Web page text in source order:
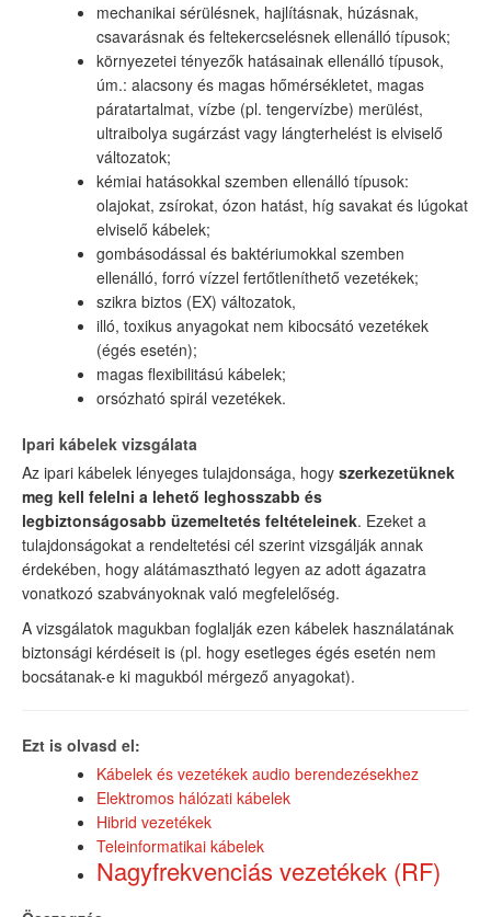
mechanikai sérülésnek, hajlításnak, húzásnak,
csavarásnak és feltekercselésnek ellenálló típusok;
környezetei tényezők hatásainak ellenálló típusok,
úm.: alacsony és magas hőmérsékletet, magas
páratartalmat, vízbe (pl. tengervízbe) merülést,
ultraibolya sugárzást vagy lángterhelést is elviselő
változatok;
kémiai hatásokkal szemben ellenálló típusok:
olajokat, zsírokat, ózon hatást, híg savakat és lúgokat
elviselő kábelek;
gombásodással és baktériumokkal szemben
ellenálló, forró vízzel fertőtleníthető vezetékek;
szikra biztos (EX) változatok,
illó, toxikus anyagokat nem kibocsátó vezetékek
(égés esetén);
magas flexibilitású kábelek;
orsózható spirál vezetékek.
Ipari kábelek vizsgálata
Az ipari kábelek lényeges tulajdonsága, hogy szerkezetüknek
meg kell felelni a lehető leghosszabb és
legbiztonságosabb üzemeltetés feltételeinek. Ezeket a
tulajdonságokat a rendeltetési cél szerint vizsgálják annak
érdekében, hogy alátámasztható legyen az adott ágazatra
vonatkozó szabványoknak való megfelelőség.
A vizsgálatok magukban foglalják ezen kábelek használatának
biztonsági kérdéseit is (pl. hogy esetleges égés esetén nem
bocsátanak-e ki magukból mérgező anyagokat).
Ezt is olvasd el:
Kábelek és vezetékek audio berendezésekhez
Elektromos hálózati kábelek
Hibrid vezetékek
Teleinformatikai kábelek
Nagyfrekvenciás vezetékek (RF)